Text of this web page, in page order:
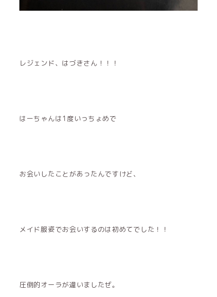
レジェンド、はづきさん！！！
はーちゃんは1度いっちょめで
お会いしたことがあったんですけど、
メイド服姿でお会いするのは初めてでした！！
圧倒的オーラが違いましたぜ。